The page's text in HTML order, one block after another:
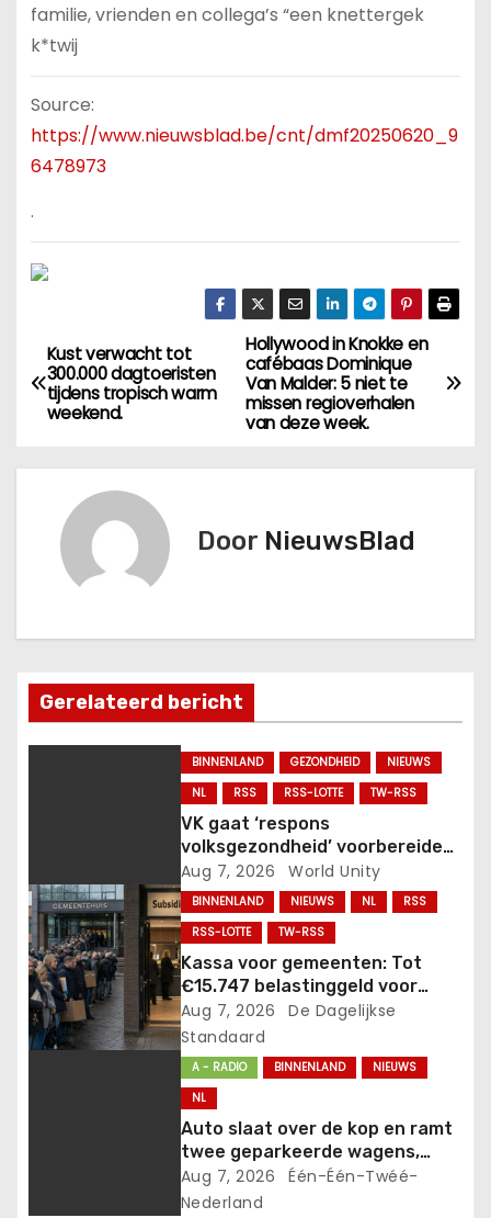
familie, vrienden en collega’s “een knettergek
k*twij
Source:
https://www.nieuwsblad.be/cnt/dmf20250620_9
6478973
.
B
e
t
n
a
a
t
i
e
Hollywood in Knokke en
cafébaas Dominique
Van Malder: 5 niet te
missen regioverhalen
van deze week.
Kust verwacht tot
300.000 dagtoeristen
tijdens tropisch warm
weekend.
Door NieuwsBlad
Gerelateerd bericht
BINNENLAND GEZONDHEID
NIEUWS
NL
RSS RSS-LOTTE TW-RSS
VK gaat ‘respons
volksgezondheid’ voorbereiden
nadat vogelgriep van
zoogdieren op mensen
overspringt.
Aug 7, 2026 World Unity
BINNENLAND NIEUWS NL
RSS
RSS-LOTTE
TW-RSS
Kassa voor gemeenten: Tot
€15.747 belastinggeld voor
iedere tijdelijk gehuisveste
statushouder!.
Aug 7, 2026
De Dagelijkse
Standaard
A - RADIO BINNENLAND
NIEUWS
NL
Auto slaat over de kop en ramt
twee geparkeerde wagens,
bestuurder gewond
Aug 7, 2026
Één-Één-Twéé-
Nederland